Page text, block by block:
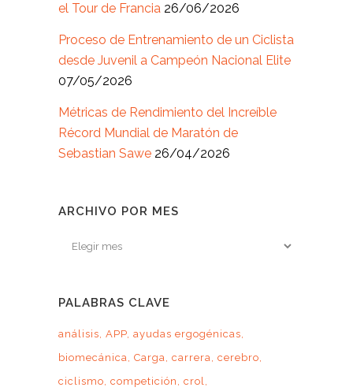
el Tour de Francia 26/06/2026
Proceso de Entrenamiento de un Ciclista
desde Juvenil a Campeón Nacional Elite
07/05/2026
Métricas de Rendimiento del Increíble
Récord Mundial de Maratón de
Sebastian Sawe 26/04/2026
ARCHIVO POR MES
Archivo
PALABRAS CLAVE
análisis APP ayudas ergogénicas
biomecánica Carga carrera cerebro
ciclismo competición
crol